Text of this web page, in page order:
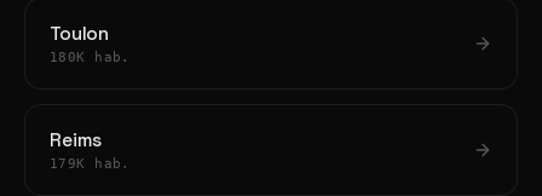
Toulon
180K hab.
Reims
179K hab.